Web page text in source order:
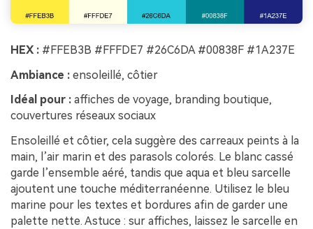
HEX : #FFEB3B #FFFDE7 #26C6DA #00838F #1A237E
Ambiance : ensoleillé, côtier
Idéal pour : affiches de voyage, branding boutique,
couvertures réseaux sociaux
Ensoleillé et côtier, cela suggère des carreaux peints à la
main, l’air marin et des parasols colorés. Le blanc cassé
garde l’ensemble aéré, tandis que aqua et bleu sarcelle
ajoutent une touche méditerranéenne. Utilisez le bleu
marine pour les textes et bordures afin de garder une
palette nette. Astuce : sur affiches, laissez le sarcelle en